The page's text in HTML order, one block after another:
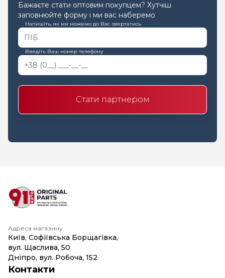
Бажаєте стати оптовим покупцем? Хутчіш
заповнюйте форму і ми вас наберемо
Напишіть, як ми можемо до Вас звертатись
Введіть Ваш номер телефону
Стати партнером
Адреса магазину
Київ, Софіївська Борщагівка,
вул. Щаслива, 50
Дніпро, вул. Робоча, 152
Контакти